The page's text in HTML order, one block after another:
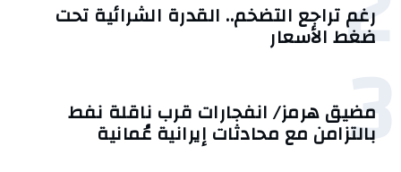
رغم تراجع التضخم.. القدرة الشرائية تحت
ضغط الأسعار
3
مضيق هرمز/ انفجارات قرب ناقلة نفط
بالتزامن مع محادثات إيرانية عُمانية